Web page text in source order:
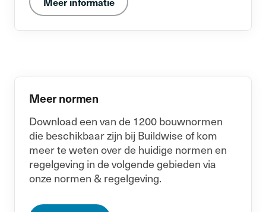
Meer normen
Download een van de 1200 bouwnormen
die beschikbaar zijn bij Buildwise of kom
meer te weten over de huidige normen en
regelgeving in de volgende gebieden via
onze normen & regelgeving.